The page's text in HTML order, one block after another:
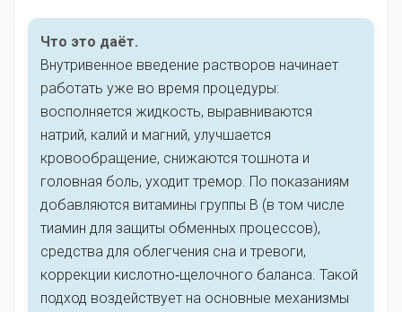
Что это даёт.
Внутривенное введение растворов начинает
работать уже во время процедуры:
восполняется жидкость, выравниваются
натрий, калий и магний, улучшается
кровообращение, снижаются тошнота и
головная боль, уходит тремор. По показаниям
добавляются витамины группы B (в том числе
тиамин для защиты обменных процессов),
средства для облегчения сна и тревоги,
коррекции кислотно‑щелочного баланса. Такой
подход воздействует на основные механизмы